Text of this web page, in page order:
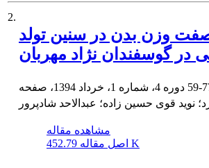
2.
صفت وزن بدن در سنین تولد
در گوسفندان نژاد مهربان
59-
نوید قوی حسین زاده؛ عبدالاحد شادپرور
مشاهده مقاله
اصل مقاله 452.79 K